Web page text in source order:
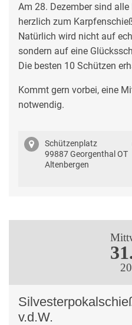
Am 28. Dezember sind
herzlich zum
Natürlich wird nicht auf
sondern auf eine
Die besten 10 Schützen
Kommt gern vorbei, eine
notwendig.
Schützenplatz
99887 Georgenthal OT
Altenbergen
v.d.W.